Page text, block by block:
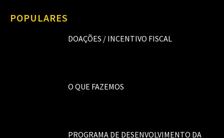
POPULARES
DOAÇÕES / INCENTIVO FISCAL
O QUE FAZEMOS
PROGRAMA DE DESENVOLVIMENTO DA